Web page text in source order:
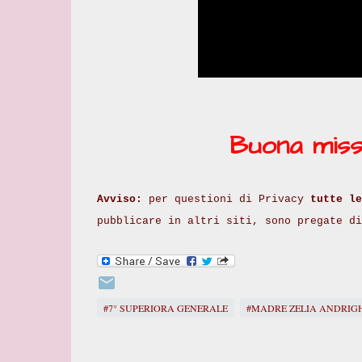
Buona
Avviso: per questioni di Privacy tutte le
pubblicare in altri siti, sono pregate
#7° SUPERIORA GENERALE #MADRE ZELIA